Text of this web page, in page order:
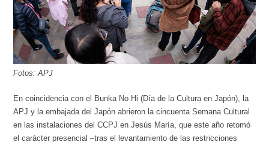
Fotos: APJ
En coincidencia con el Bunka No Hi (Día de la Cultura en Japón), la
APJ y la embajada del Japón abrieron la cincuenta Semana Cultural
en las instalaciones del CCPJ en Jesús María, que este año retomó
el carácter presencial –tras el levantamiento de las restricciones